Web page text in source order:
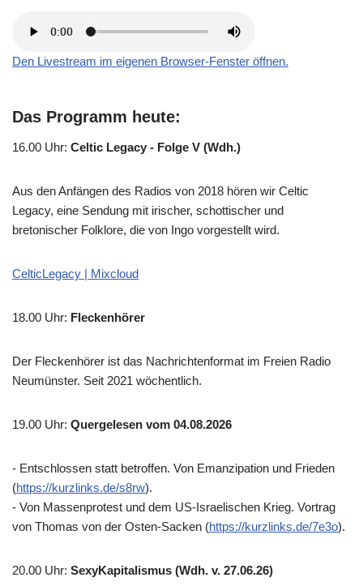
Den Livestream im eigenen Browser-Fenster öffnen.
Das Programm heute:
16.00 Uhr: Celtic Legacy - Folge V (Wdh.)
Aus den Anfängen des Radios von 2018 hören wir Celtic
Legacy, eine Sendung mit irischer, schottischer und
bretonischer Folklore, die von Ingo vorgestellt wird.
CelticLegacy | Mixcloud
18.00 Uhr: Fleckenhörer
Der Fleckenhörer ist das Nachrichtenformat im Freien Radio
Neumünster. Seit 2021 wöchentlich.
19.00 Uhr: Quergelesen vom 04.08.2026
- Entschlossen statt betroffen. Von Emanzipation und Frieden
(https://kurzlinks.de/s8rw).
- Von Massenprotest und dem US-Israelischen Krieg. Vortrag
von Thomas von der Osten-Sacken (https://kurzlinks.de/7e3o).
20.00 Uhr: SexyKapitalismus (Wdh. v. 27.06.26)